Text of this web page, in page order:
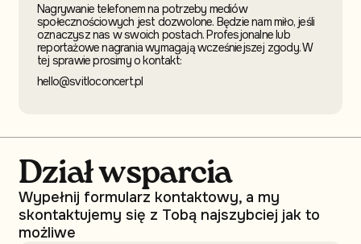
Nagrywanie telefonem na potrzeby mediów
społecznościowych jest dozwolone. Będzie nam miło, jeśli
oznaczysz nas w swoich postach. Profesjonalne lub
reportażowe nagrania wymagają wcześniejszej zgody. W
tej sprawie prosimy o kontakt:
hello@svitloconcert.pl
Dział wsparcia
Wypełnij formularz kontaktowy, a my
skontaktujemy się z Tobą najszybciej jak to
możliwe